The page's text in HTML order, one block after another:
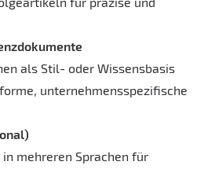
als Stil- oder Wissensbasis
unternehmensspezifische
mehreren Sprachen für